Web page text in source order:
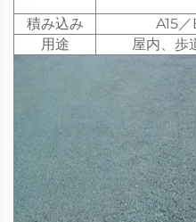
積み込み
A15
用途
屋内、歩